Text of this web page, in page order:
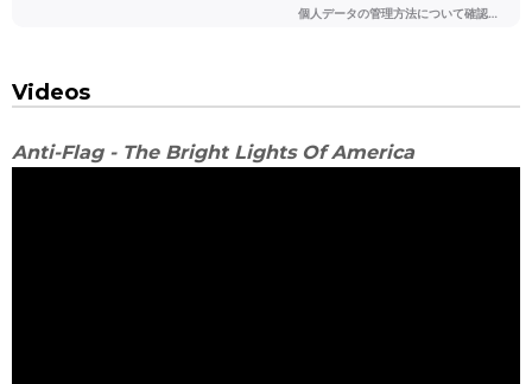
Videos
Anti-Flag - The Bright Lights Of America